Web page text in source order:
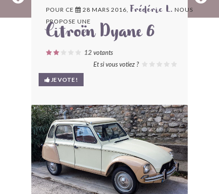
ARCHIVES
LES CONTRIBUTEURS
LE BLOG
BONJOURLAVIEILLE ?
MODÈLES ET MARQUES
COMMENT FONCTIONNE BLV ?
POUR CE 28 MARS 2016, Frédéric L. NOUS
PROPOSE UNE
Citroën Dyane 6
12votants
Et si vous votiez ?
JE VOTE !